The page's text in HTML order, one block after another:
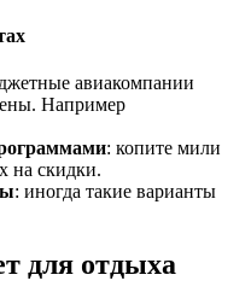
авиакомпании
Например
: копите мили
на скидки.
: иногда такие варианты
для отдыха